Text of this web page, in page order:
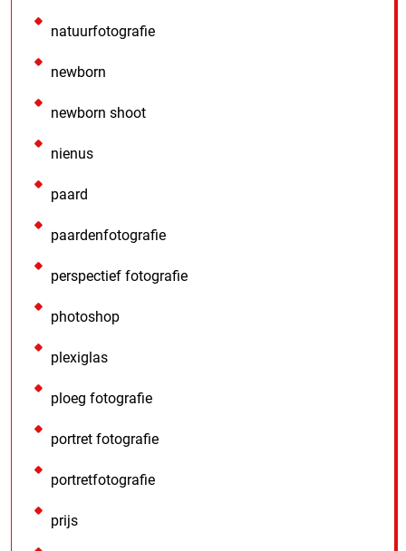
natuurfotografie
newborn
newborn shoot
nienus
paard
paardenfotografie
perspectief fotografie
photoshop
plexiglas
ploeg fotografie
portret fotografie
portretfotografie
prijs